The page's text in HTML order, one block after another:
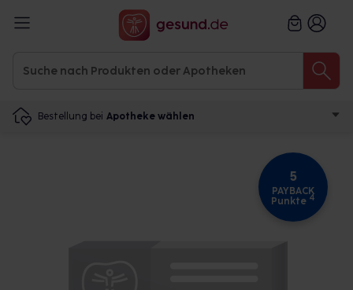
Bestellung bei Apotheke wählen
5
PAYBACK
Punkte 4